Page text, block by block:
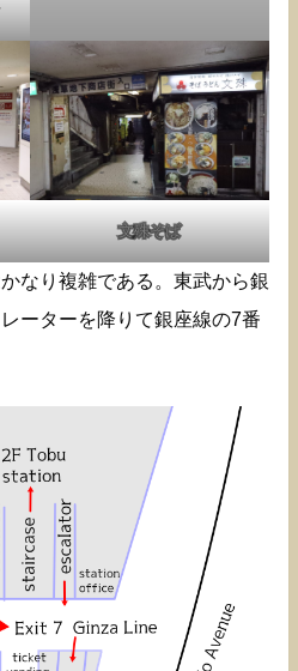
文殊そば
なり複雑である。東武から銀
ーターを降りて銀座線の7番